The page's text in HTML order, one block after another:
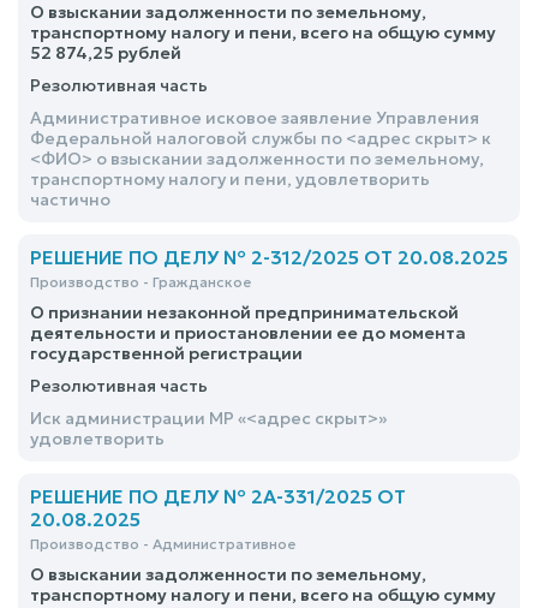
О взыскании задолженности по земельному,
транспортному налогу и пени, всего на общую сумму
52 874,25 рублей
Резолютивная часть
Административное исковое заявление Управления
Федеральной налоговой службы по <адрес скрыт> к
<ФИО> о взыскании задолженности по земельному,
транспортному налогу и пени, удовлетворить
частично
РЕШЕНИЕ ПО ДЕЛУ № 2-312/2025 ОТ 20.08.2025
Производство - Гражданское
О признании незаконной предпринимательской
деятельности и приостановлении ее до момента
государственной регистрации
Резолютивная часть
Иск администрации МР «<адрес скрыт>»
удовлетворить
РЕШЕНИЕ ПО ДЕЛУ № 2А-331/2025 ОТ
20.08.2025
Производство - Административное
О взыскании задолженности по земельному,
транспортному налогу и пени, всего на общую сумму